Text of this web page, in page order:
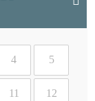
4 5
11 12